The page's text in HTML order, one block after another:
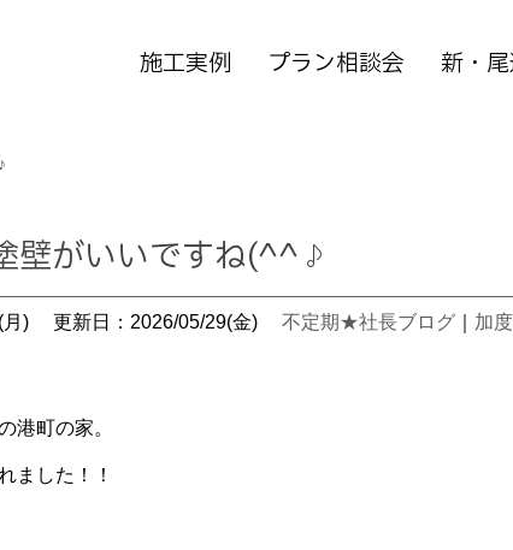
施工実例 プラン相談会 新・
壁がいいですね(^^♪
) 更新日：2026/05/29(金) 不定期★社長ブログ 加
港町の家。
ました！！